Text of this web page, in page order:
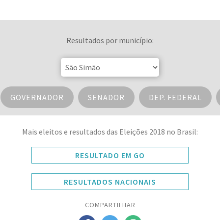
Resultados por município:
GOVERNADOR SENADOR DEP. FEDERAL
Mais eleitos e resultados das Eleições 2018 no Brasil:
RESULTADO EM GO
RESULTADOS NACIONAIS
COMPARTILHAR